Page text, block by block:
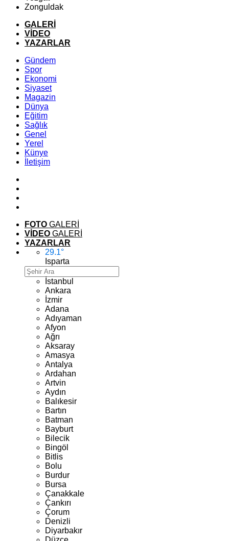
Zonguldak
GALERİ
VİDEO
YAZARLAR
Gündem
Spor
Ekonomi
Siyaset
Magazin
Dünya
Eğitim
Sağlık
Genel
Yerel
Künye
İletişim
FOTO GALERİ
VİDEO GALERİ
YAZARLAR
29.1°
Isparta
İstanbul
Ankara
İzmir
Adana
Adıyaman
Afyon
Ağrı
Aksaray
Amasya
Antalya
Ardahan
Artvin
Aydın
Balıkesir
Bartın
Batman
Bayburt
Bilecik
Bingöl
Bitlis
Bolu
Burdur
Bursa
Çanakkale
Çankırı
Çorum
Denizli
Diyarbakır